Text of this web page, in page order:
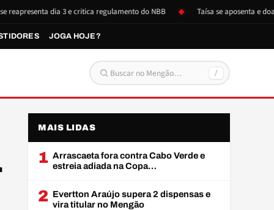
dia 3 e critica regulamento do NBB Taísa se aposenta e doa itens
JOGA HOJE?
Buscar por: /
MAIS LIDAS
1 Arrascaeta fora contra Cabo Verde e
estreia adiada na Copa…
2 Evertton Araújo supera 2 dispensas e
vira titular no Mengão